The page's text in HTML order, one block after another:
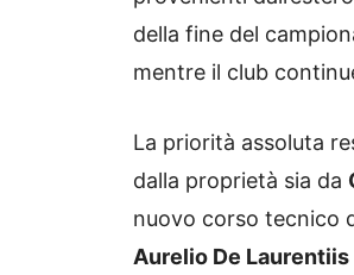
della fine del
mentre il club
La priorità assoluta
dalla proprietà sia da
nuovo corso tecnico
Aurelio De Laurentiis